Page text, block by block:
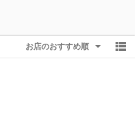
お店のおすすめ順